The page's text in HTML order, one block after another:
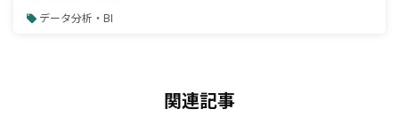
データ分析・BI
関連記事